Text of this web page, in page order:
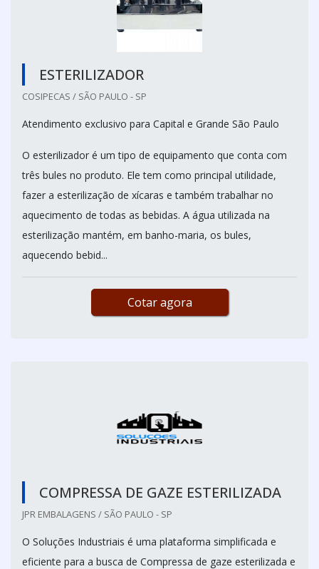
ESTERILIZADOR
COSIPECAS / SÃO PAULO - SP
Atendimento exclusivo para Capital e Grande São Paulo
O esterilizador é um tipo de equipamento que conta com
três bules no produto. Ele tem como principal utilidade,
fazer a esterilização de xícaras e também trabalhar no
aquecimento de todas as bebidas. A água utilizada na
esterilização mantém, em banho-maria, os bules,
aquecendo bebid...
Cotar agora
COMPRESSA DE GAZE ESTERILIZADA
JPR EMBALAGENS / SÃO PAULO - SP
O Soluções Industriais é uma plataforma simplificada e
eficiente para a busca de Compressa de gaze esterilizada e